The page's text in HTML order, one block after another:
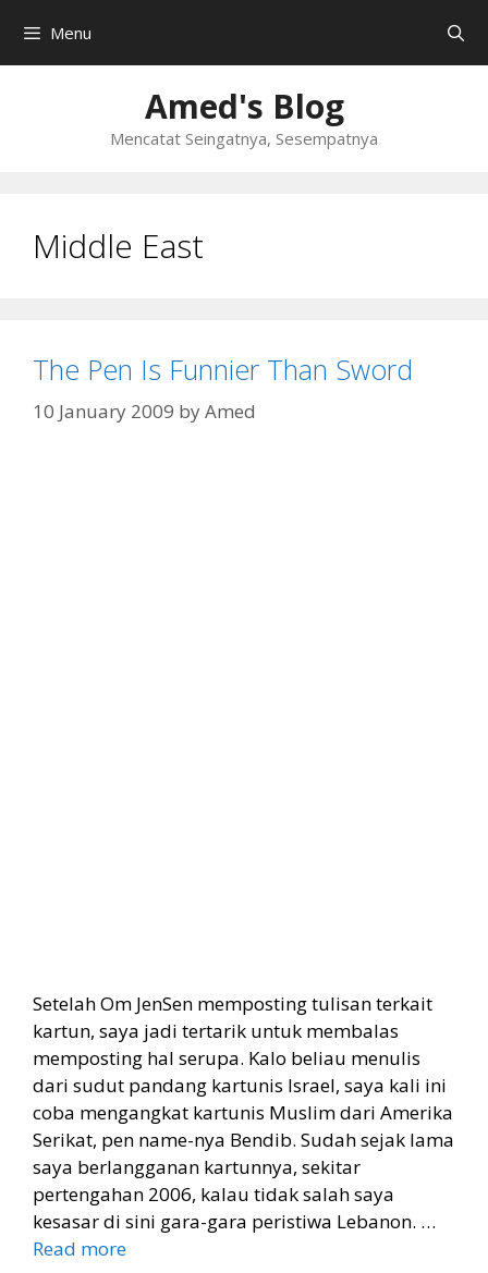
content
Menu
Amed's Blog
Mencatat Seingatnya, Sesempatnya
Middle East
The Pen Is Funnier Than Sword
10 January 2009 byAmed
Setelah Om JenSen memposting tulisan terkait
kartun, saya jadi tertarik untuk membalas
memposting hal serupa. Kalo beliau menulis
dari sudut pandang kartunis Israel, saya kali ini
coba mengangkat kartunis Muslim dari Amerika
Serikat, pen name-nya Bendib. Sudah sejak lama
saya berlangganan kartunnya, sekitar
pertengahan 2006, kalau tidak salah saya
kesasar di sini gara-gara peristiwa Lebanon. …
Read more